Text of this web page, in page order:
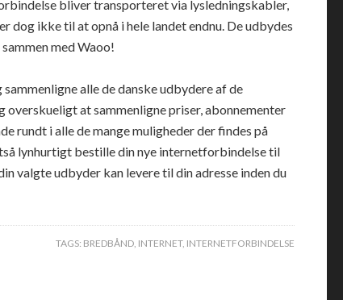
bliver transporteret via lysledningskabler,
dog ikke til at opnå i hele landet endnu. De udbydes
med Waoo!
alle de danske udbydere af de
at sammenligne priser, abonnementer
rundt i alle de mange muligheder der findes på
lynhurtigt bestille din nye internetforbindelse til
valgte udbyder kan levere til din adresse inden du
TAGS: BREDBÅND, INTERNET, INTERNETFORBINDELSE